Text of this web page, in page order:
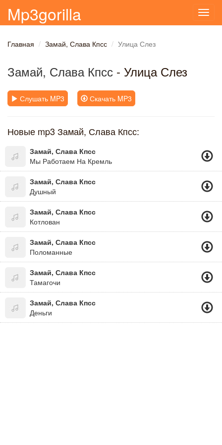
Mp3gorilla
Главная Замай, Слава Кпсс Улица Слез
Замай, Слава Кпсс - Улица Слез
Слушать MP3 Скачать MP3
Новые mp3 Замай, Слава Кпсс:
Замай, Слава Кпсс
Мы Работаем На Кремль
Замай, Слава Кпсс
Душный
Замай, Слава Кпсс
Котлован
Замай, Слава Кпсс
Поломанные
Замай, Слава Кпсс
Тамагочи
Замай, Слава Кпсс
Деньги